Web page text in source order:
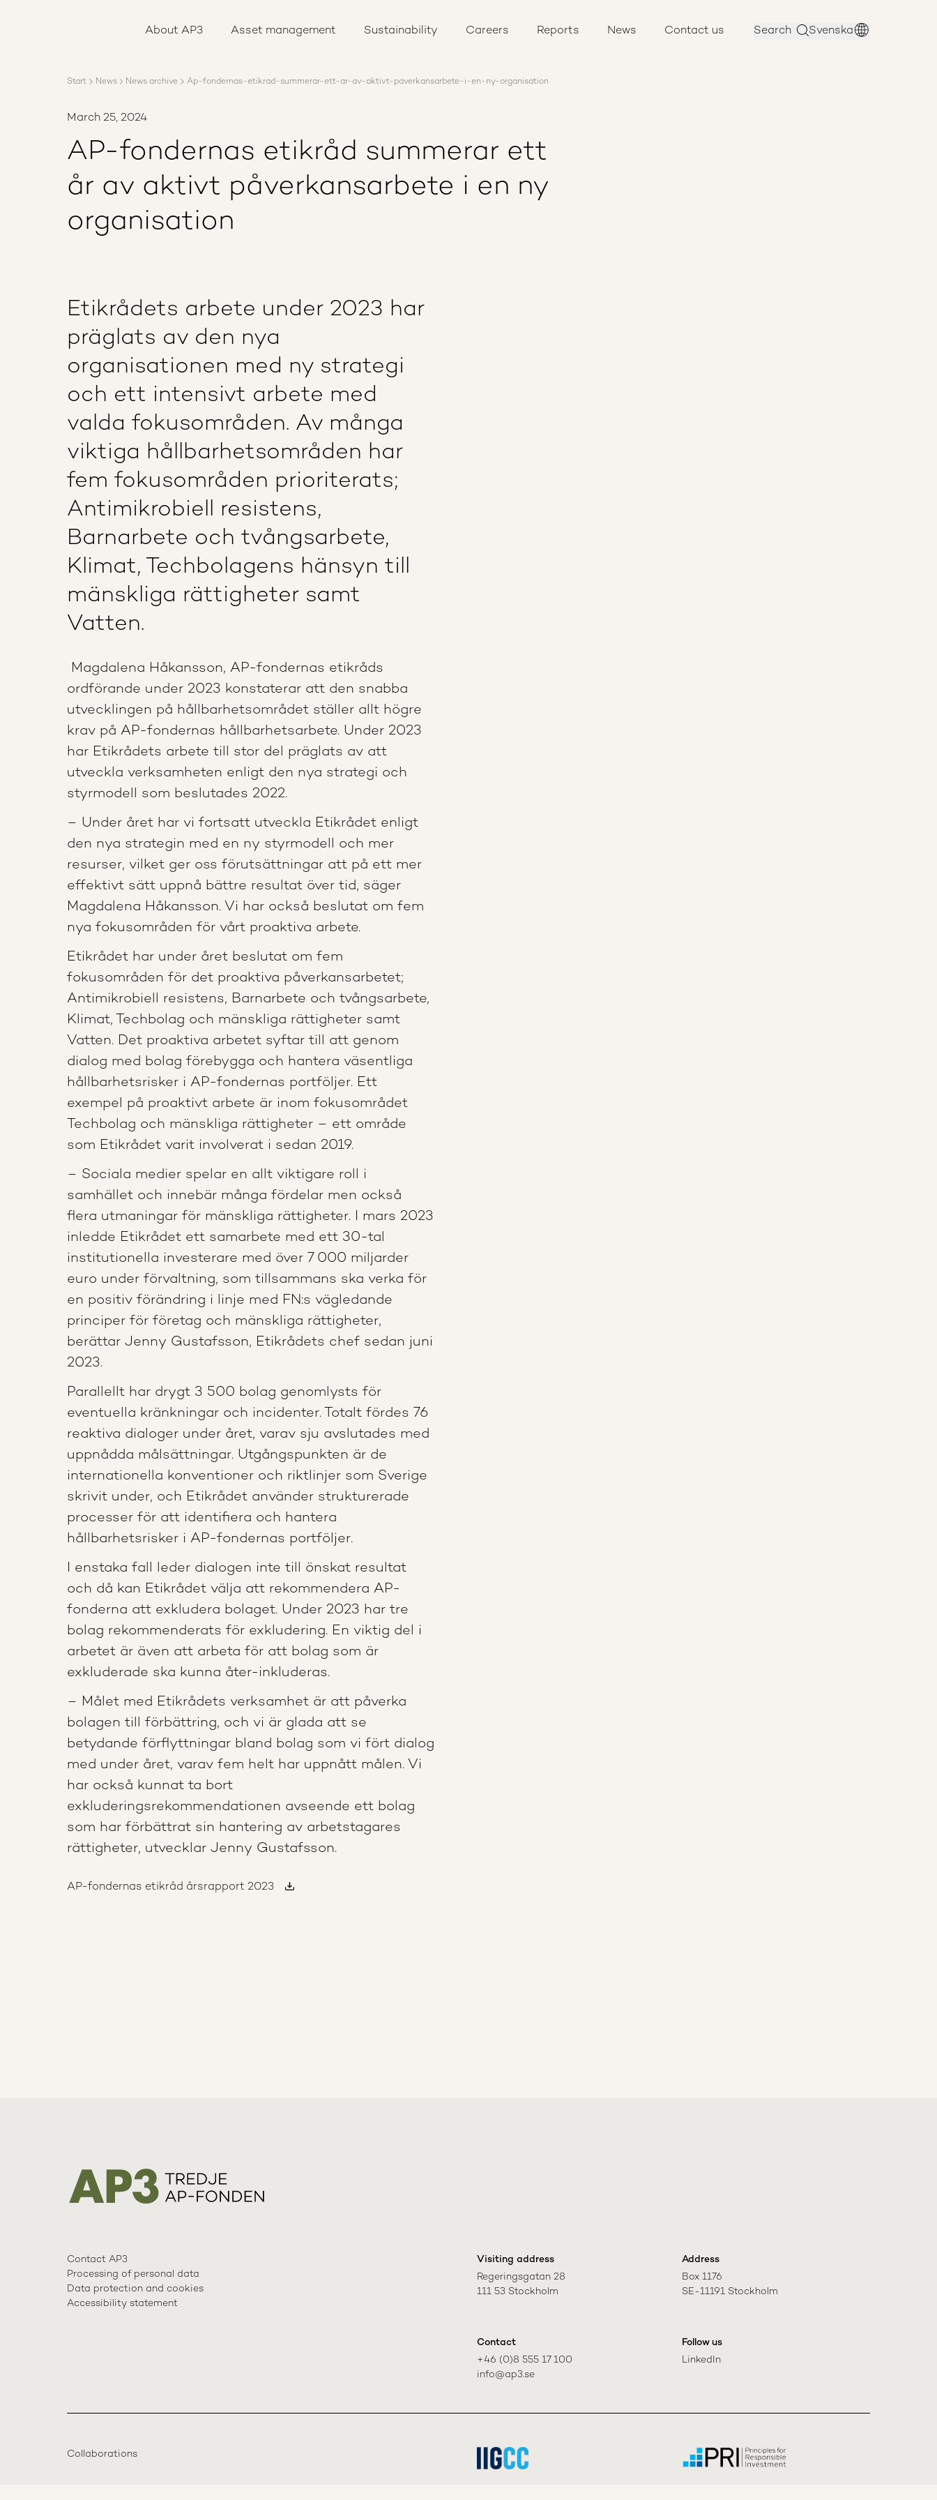
About AP3 Asset management Sustainability Careers Reports News Contact us Search Svenska
Start News News archive Ap-fondernas-etikrad-summerar-ett-ar-av-aktivt-paverkansarbete-i-en-ny-organisation
March 25, 2024
AP-fondernas etikråd summerar ett
år av aktivt påverkansarbete i en ny
organisation
Etikrådets arbete under 2023 har
präglats av den nya
organisationen med ny strategi
och ett intensivt arbete med
valda fokusområden. Av många
viktiga hållbarhetsområden har
fem fokusområden prioriterats;
Antimikrobiell resistens,
Barnarbete och tvångsarbete,
Klimat, Techbolagens hänsyn till
mänskliga rättigheter samt
Vatten.
Magdalena Håkansson, AP-fondernas etikråds
ordförande under 2023 konstaterar att den snabba
utvecklingen på hållbarhetsområdet ställer allt högre
krav på AP-fondernas hållbarhetsarbete. Under 2023
har Etikrådets arbete till stor del präglats av att
utveckla verksamheten enligt den nya strategi och
styrmodell som beslutades 2022.
– Under året har vi fortsatt utveckla Etikrådet enligt
den nya strategin med en ny styrmodell och mer
resurser, vilket ger oss förutsättningar att på ett mer
effektivt sätt uppnå bättre resultat över tid, säger
Magdalena Håkansson. Vi har också beslutat om fem
nya fokusområden för vårt proaktiva arbete.
Etikrådet har under året beslutat om fem
fokusområden för det proaktiva påverkansarbetet;
Antimikrobiell resistens, Barnarbete och tvångsarbete,
Klimat, Techbolag och mänskliga rättigheter samt
Vatten. Det proaktiva arbetet syftar till att genom
dialog med bolag förebygga och hantera väsentliga
hållbarhetsrisker i AP-fondernas portföljer. Ett
exempel på proaktivt arbete är inom fokusområdet
Techbolag och mänskliga rättigheter – ett område
som Etikrådet varit involverat i sedan 2019.
– Sociala medier spelar en allt viktigare roll i
samhället och innebär många fördelar men också
flera utmaningar för mänskliga rättigheter. I mars 2023
inledde Etikrådet ett samarbete med ett 30-tal
institutionella investerare med över 7 000 miljarder
euro under förvaltning, som tillsammans ska verka för
en positiv förändring i linje med FN:s vägledande
principer för företag och mänskliga rättigheter,
berättar Jenny Gustafsson, Etikrådets chef sedan juni
2023.
Parallellt har drygt 3 500 bolag genomlysts för
eventuella kränkningar och incidenter. Totalt fördes 76
reaktiva dialoger under året, varav sju avslutades med
uppnådda målsättningar. Utgångspunkten är de
internationella konventioner och riktlinjer som Sverige
skrivit under, och Etikrådet använder strukturerade
processer för att identifiera och hantera
hållbarhetsrisker i AP-fondernas portföljer.
I enstaka fall leder dialogen inte till önskat resultat
och då kan Etikrådet välja att rekommendera AP-
fonderna att exkludera bolaget. Under 2023 har tre
bolag rekommenderats för exkludering. En viktig del i
arbetet är även att arbeta för att bolag som är
exkluderade ska kunna åter-inkluderas.
– Målet med Etikrådets verksamhet är att påverka
bolagen till förbättring, och vi är glada att se
betydande förflyttningar bland bolag som vi fört dialog
med under året, varav fem helt har uppnått målen. Vi
har också kunnat ta bort
exkluderingsrekommendationen avseende ett bolag
som har förbättrat sin hantering av arbetstagares
rättigheter, utvecklar Jenny Gustafsson.
AP-fondernas etikråd årsrapport 2023
Contact AP3
Processing of personal data
Data protection and cookies
Accessibility statement
Visiting address
Regeringsgatan 28
111 53 Stockholm
Address
Box 1176
SE-11191 Stockholm
Contact
+46 (0)8 555 17 100
info@ap3.se
Follow us
LinkedIn
Collaborations